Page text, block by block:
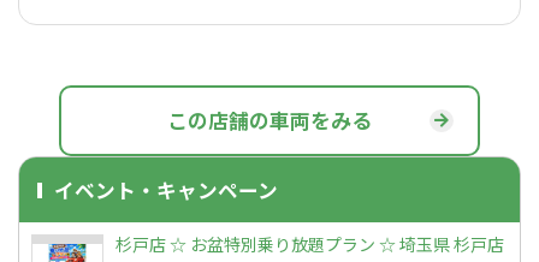
この店舗の車両をみる
イベント・キャンペーン
杉戸店 ☆ お盆特別乗り放題プラン ☆ 埼玉県 杉戸店